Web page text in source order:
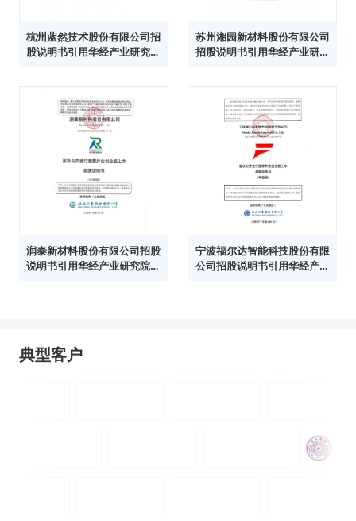
杭州蓝然技术股份有限公司招
股说明书引用华经产业研究院
苏州湘园新材料股份有限公司
招股说明书引用华经产业研究
润泰新材料股份有限公司招股
说明书引用华经产业研究院数
宁波福尔达智能科技股份有限
公司招股说明书引用华经产业
典型客户